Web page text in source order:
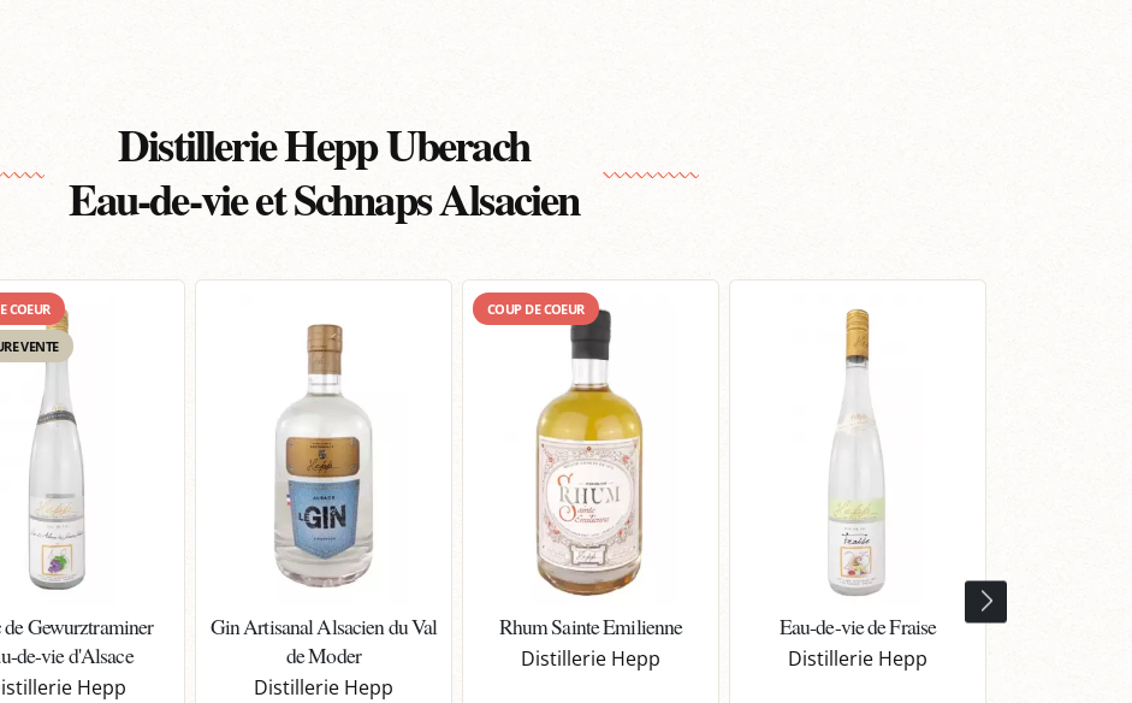
Distillerie Hepp Uberach
Eau-de-vie et Schnaps Alsacien
COEUR
VENTE
Gewurztraminer
de-vie d'Alsace
Hepp
Gin Artisanal Alsacien du Val
de Moder
Distillerie Hepp
COUP DE COEUR
Rhum Sainte Emilienne
Distillerie Hepp
Eau-de-vie de Fraise
Distillerie Hepp